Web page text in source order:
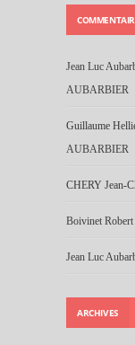
Jean Luc
AUBARBIER
Guillaume
AUBARBIER
CHERY Jean-
Boivinet Robert
Jean Luc
ARCHIVES